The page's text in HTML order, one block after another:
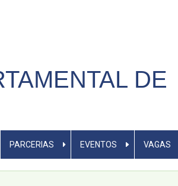
DE
PARCERIAS EVENTOS VAGAS